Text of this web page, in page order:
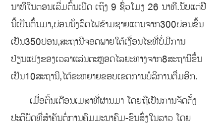
ນາທີໃນຕອນເລີ່ມຕົ້ນເປີດ ເຖິງ 9 ຊົ່ວໂມງ 26 ນາທີ.ນັບແຕ່ປີ
ນີ້ເປັນຕົ້ນມາ,ບ່ອນນັ່ງລົດໄຟຂ້າມຊາຍແດນຈາກ300ບ່ອນຂຶ້ນ
ເປັນ350ບ່ອນ,ສະຖານີຈອດພາຍໃຕ້ເງື່ອນໄຂທີ່ບໍ່ມີການ
ປ່ຽນແປງຂອງເວລາແລ່ນຕະຫຼອດໄລຍະທາງຈາກ8ສະຖານີຂຶ້ນ
ເປັນ10ສະຖານີ,ໄດ້ຂະຫຍາຍຂອບເຂດການບໍລິການຕື່ມອີກ.
ເມື່ອຕົ້ນເດືອນເມສາທີ່ຜ່ານມາ ໂດຍຖືເປັນການຈັດຕັ້ງ
ປະຕິບັດທີ່ສໍາຄັນຕໍ່ການຄົມມະນາຄົມ-ຂົນສົ່ງໃນລາວ ໂດຍ